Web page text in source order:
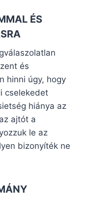
ÉS
és
hinni úgy, hogy
cselekedet
hiánya az
ajtót a
le az
bizonyíték ne